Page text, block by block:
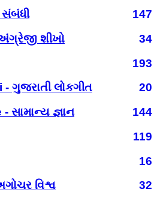
સંબંધી
147
શીખો
34
193
ગુજરાતી લોકગીત
20
સામાન્ય જ્ઞાન
144
119
16
વિશ્વ
32